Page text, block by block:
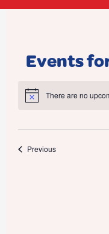
Events
Notice There are no
PreviousEvents